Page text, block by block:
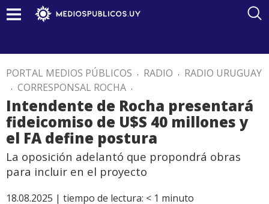
PORTAL MEDIOS PÚBLICOS . RADIO . RADIO URUGUAY
. CORRESPONSAL ROCHA .
Intendente de Rocha presentará
fideicomiso de U$S 40 millones y
el FA define postura
La oposición adelantó que propondrá obras
para incluir en el proyecto
18.08.2025 | tiempo de lectura: < 1 minuto